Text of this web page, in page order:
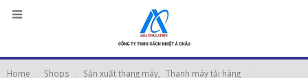
Home Shops Sản xuất thang máy
Thanh máy tảı hàng